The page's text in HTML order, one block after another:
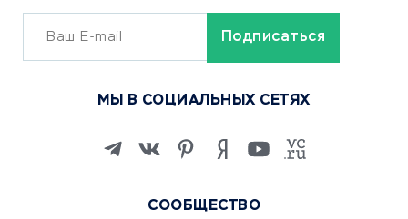
ОБУЧЕНИЕ И РАБОТА
Изучение иностранных
Маркетинг и продажи
СООБЩЕСТВО
МЫ В СОЦИАЛЬНЫХ СЕТЯХ